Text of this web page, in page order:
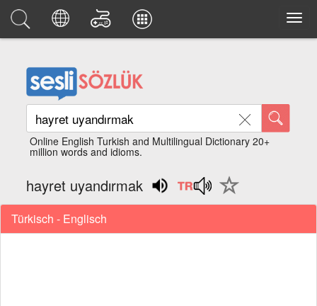
Online English Turkish and Multilingual Dictionary 20+
million words and idioms.
hayret uyandırmak
Türkisch - Englisch